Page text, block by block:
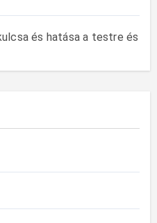
és hatása a testre és